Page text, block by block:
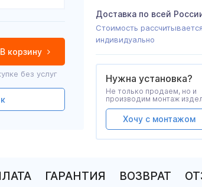
В корзину
без услуг
Доставка по всей
Стоимость рассчитывается
индивидуально
Нужна установка?
Не только продаем, но и
производим монтаж
Хочу с монтажом
ГАРАНТИЯ ВОЗВРАТ